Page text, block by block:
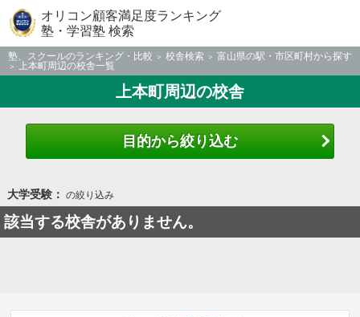
オリコン顧客満足度ランキング
塾・学習塾 検索
塾、スクールのランキング・比較 校舎検索
富山県の駅・市区町村から探す
上本町周辺の校舎一覧
上本町周辺の校舎
目的から絞り込む
大学受験： の絞り込み
該当する校舎がありません。